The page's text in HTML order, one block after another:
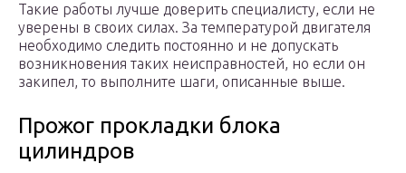
Такие работы лучше доверить специалисту, если не
уверены в своих силах. За температурой двигателя
необходимо следить постоянно и не допускать
возникновения таких неисправностей, но если он
закипел, то выполните шаги, описанные выше.
Прожог прокладки блока
цилиндров